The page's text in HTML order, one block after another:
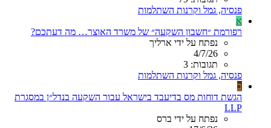
פנסיה, גמל וקרנות השתלמות
א
רפורמת ״חשבון השקעה״ של משרד האוצר… מה דעתכם?
נפתח על ידי ארליך
4/7/26
תגובות: 3
פנסיה, גמל וקרנות השתלמות
ב
הגשת דוחות מס בדיעבד בישראל עבור השקעה בנדל״ן במסגרת
LLP
נפתח על ידי ברס